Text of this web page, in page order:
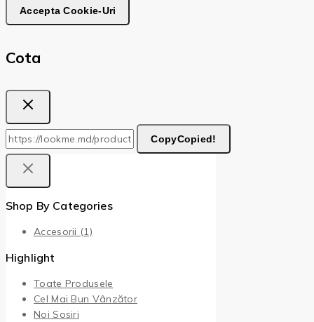
Accepta Cookie-Uri
Cota
CopyCopied!
Shop By Categories
Accesorii (1)
Highlight
Toate Produsele
Cel Mai Bun Vânzător
Noi Sosiri